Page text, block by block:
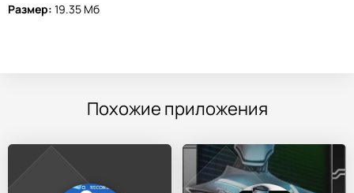
Размер: 19.35 Мб
Похожие приложения